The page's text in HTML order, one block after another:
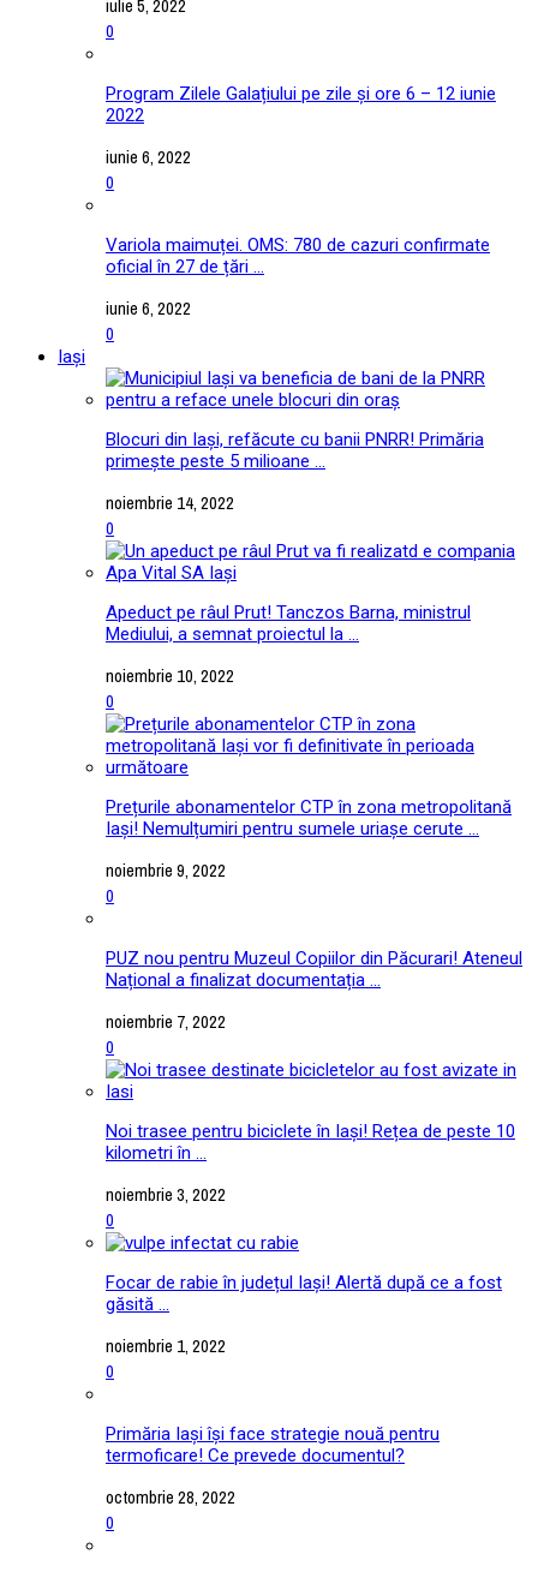
0
Program Zilele Galațiului pe zile și ore 6 – 12 iunie
2022
iunie 6, 2022
0
Variola maimuței. OMS: 780 de cazuri confirmate
oficial în 27 de țări ...
iunie 6, 2022
0
Iași
Blocuri din Iași, refăcute cu banii PNRR! Primăria
primește peste 5 milioane ...
noiembrie 14, 2022
0
Apeduct pe râul Prut! Tanczos Barna, ministrul
Mediului, a semnat proiectul la ...
noiembrie 10, 2022
0
Prețurile abonamentelor CTP în zona metropolitană
Iași! Nemulțumiri pentru sumele uriașe cerute ...
noiembrie 9, 2022
0
PUZ nou pentru Muzeul Copiilor din Păcurari! Ateneul
Național a finalizat documentația ...
noiembrie 7, 2022
0
Noi trasee pentru biciclete în Iași! Rețea de peste 10
kilometri în ...
noiembrie 3, 2022
0
Focar de rabie în județul Iași! Alertă după ce a fost
găsită ...
noiembrie 1, 2022
0
Primăria Iași își face strategie nouă pentru
termoficare! Ce prevede documentul?
octombrie 28, 2022
0